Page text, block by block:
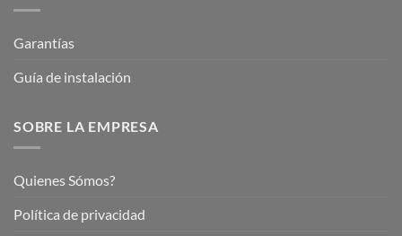
Garantías
Guía de instalación
SOBRE LA EMPRESA
Quienes Sómos?
Política de privacidad